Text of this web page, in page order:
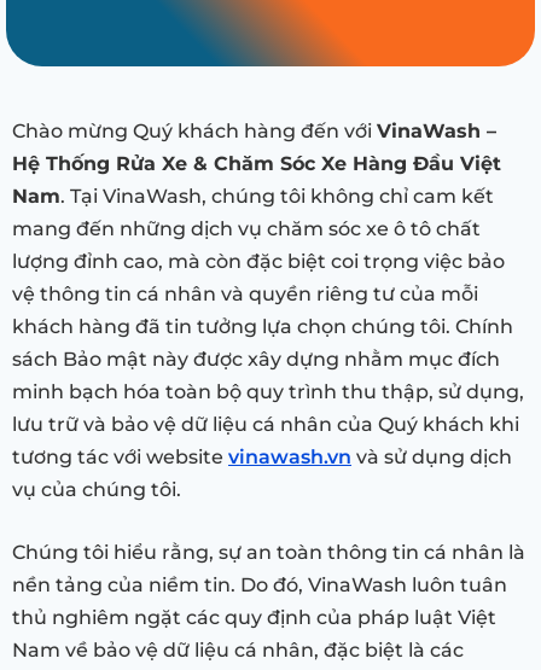
Chào mừng Quý khách hàng đến với VinaWash –
Hệ Thống Rửa Xe & Chăm Sóc Xe Hàng Đầu Việt
Nam. Tại VinaWash, chúng tôi không chỉ cam kết
mang đến những dịch vụ chăm sóc xe ô tô chất
lượng đỉnh cao, mà còn đặc biệt coi trọng việc bảo
vệ thông tin cá nhân và quyền riêng tư của mỗi
khách hàng đã tin tưởng lựa chọn chúng tôi. Chính
sách Bảo mật này được xây dựng nhằm mục đích
minh bạch hóa toàn bộ quy trình thu thập, sử dụng,
lưu trữ và bảo vệ dữ liệu cá nhân của Quý khách khi
tương tác với website vinawash.vn và sử dụng dịch
vụ của chúng tôi.
Chúng tôi hiểu rằng, sự an toàn thông tin cá nhân là
nền tảng của niềm tin. Do đó, VinaWash luôn tuân
thủ nghiêm ngặt các quy định của pháp luật Việt
Nam về bảo vệ dữ liệu cá nhân, đặc biệt là các